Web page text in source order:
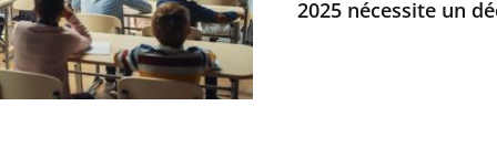
2025 nécessite un